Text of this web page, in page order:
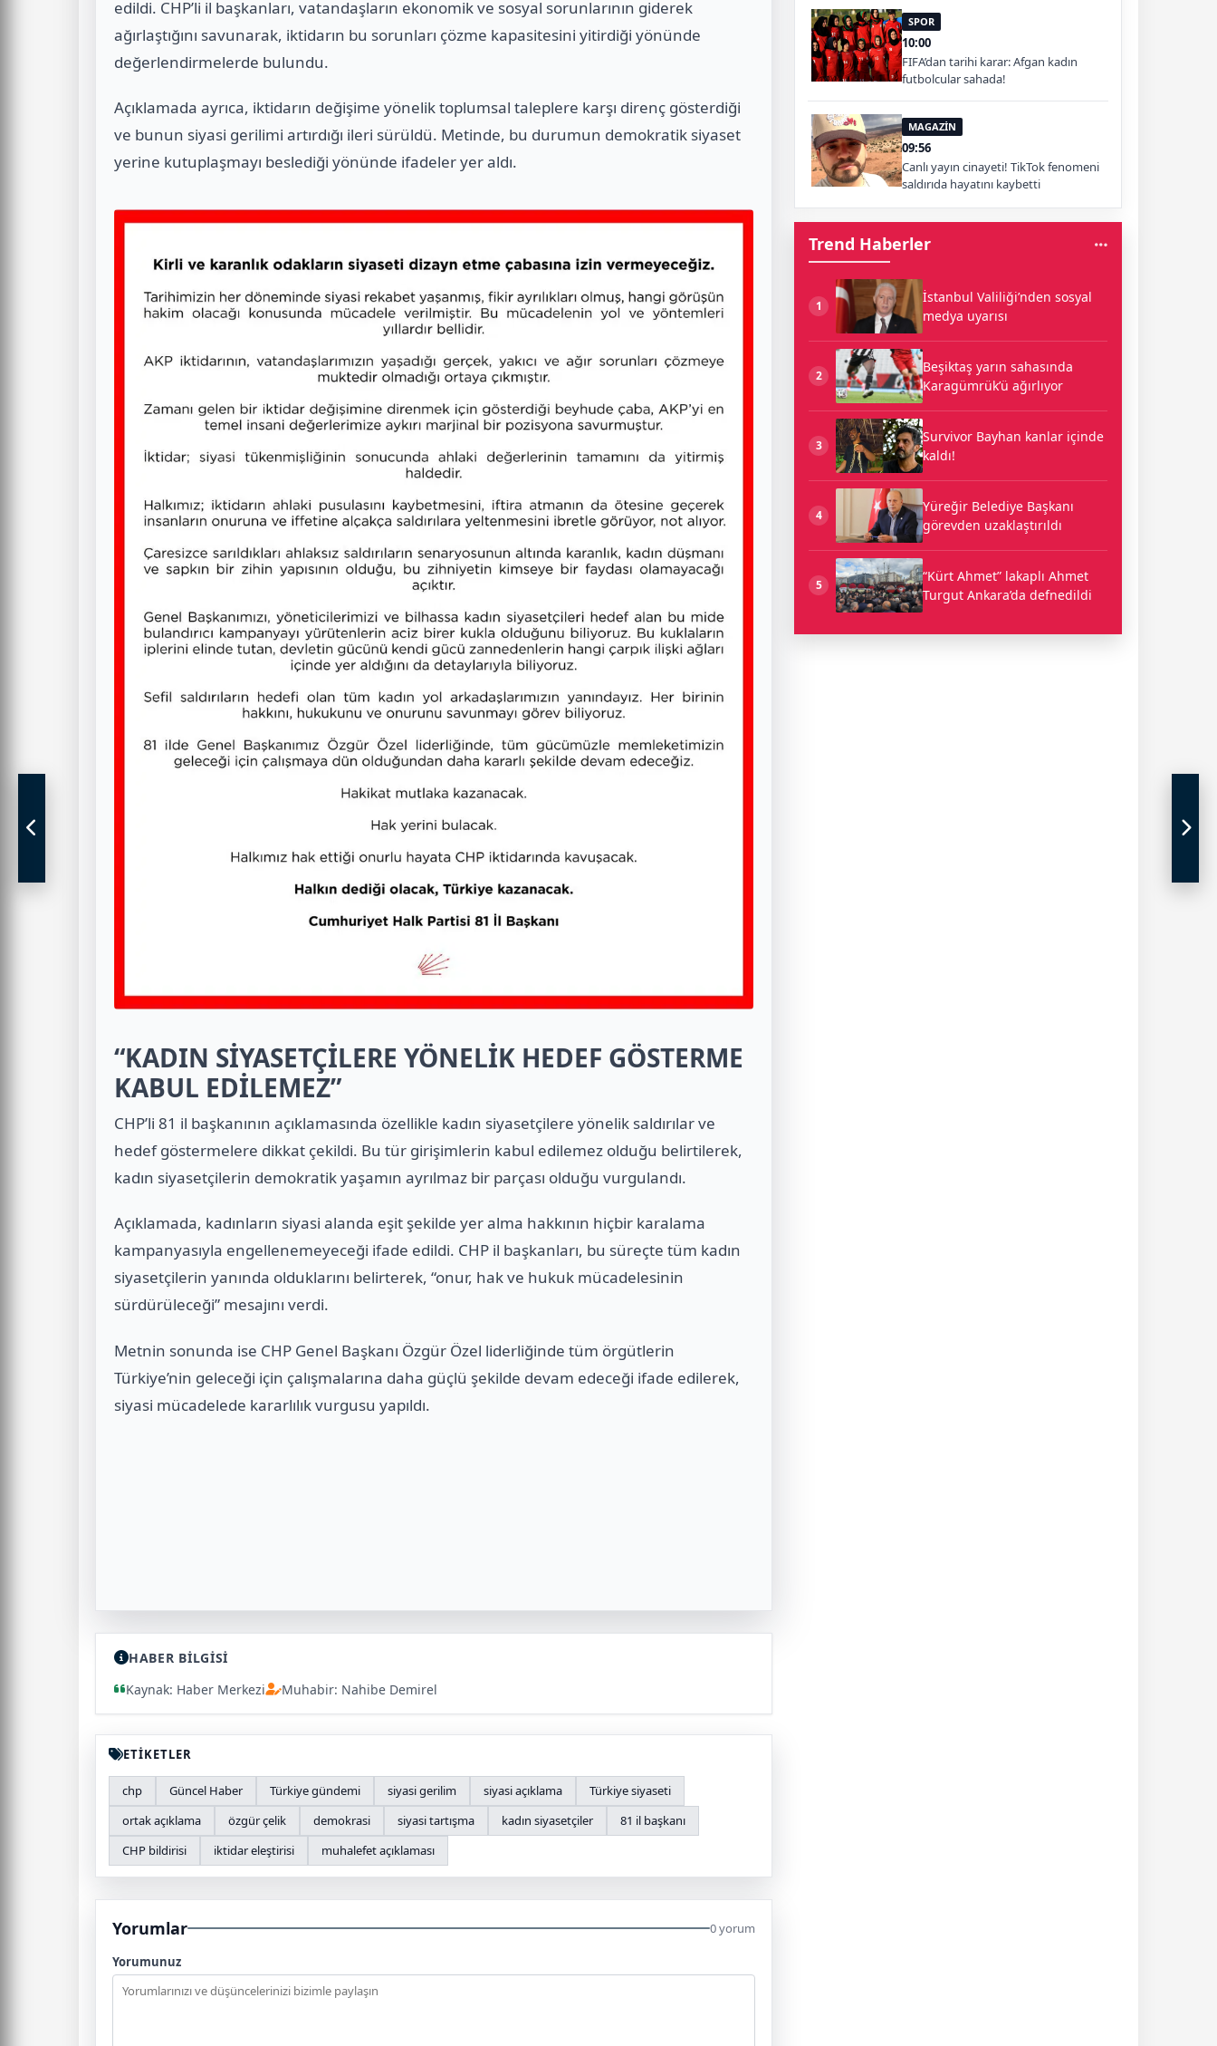
edildi. CHP’li il başkanları, vatandaşların ekonomik ve sosyal sorunlarının giderek
ağırlaştığını savunarak, iktidarın bu sorunları çözme kapasitesini yitirdiği yönünde
değerlendirmelerde bulundu.
Açıklamada ayrıca, iktidarın değişime yönelik toplumsal taleplere karşı direnç gösterdiği
ve bunun siyasi gerilimi artırdığı ileri sürüldü. Metinde, bu durumun demokratik siyaset
yerine kutuplaşmayı beslediği yönünde ifadeler yer aldı.
“KADIN SİYASETÇİLERE YÖNELİK HEDEF GÖSTERME
KABUL EDİLEMEZ”
CHP’li 81 il başkanının açıklamasında özellikle kadın siyasetçilere yönelik saldırılar ve
hedef göstermelere dikkat çekildi. Bu tür girişimlerin kabul edilemez olduğu belirtilerek,
kadın siyasetçilerin demokratik yaşamın ayrılmaz bir parçası olduğu vurgulandı.
Açıklamada, kadınların siyasi alanda eşit şekilde yer alma hakkının hiçbir karalama
kampanyasıyla engellenemeyeceği ifade edildi. CHP il başkanları, bu süreçte tüm kadın
siyasetçilerin yanında olduklarını belirterek, “onur, hak ve hukuk mücadelesinin
sürdürüleceği” mesajını verdi.
Metnin sonunda ise CHP Genel Başkanı Özgür Özel liderliğinde tüm örgütlerin
Türkiye’nin geleceği için çalışmalarına daha güçlü şekilde devam edeceği ifade edilerek,
siyasi mücadelede kararlılık vurgusu yapıldı.
HABER BİLGİSİ
Kaynak: Haber Merkezi
Muhabir: Nahibe Demirel
ETİKETLER
chp Güncel Haber Türkiye gündemi siyasi gerilim siyasi açıklama
Türkiye siyaseti
ortak açıklama
özgür çelik demokrasi siyasi tartışma kadın siyasetçiler
81 il başkanı
CHP bildirisi
iktidar eleştirisi muhalefet açıklaması
Yorumlar 0 yorum
Yorumunuz
SPOR
10:00
FIFA’dan tarihi karar: Afgan kadın
futbolcular sahada!
MAGAZİN
09:56
Canlı yayın cinayeti! TikTok fenomeni
saldırıda hayatını kaybetti
Trend Haberler
1
İstanbul Valiliği’nden sosyal
medya uyarısı
2
Beşiktaş yarın sahasında
Karagümrük’ü ağırlıyor
3
Survivor Bayhan kanlar içinde
kaldı!
4
Yüreğir Belediye Başkanı
görevden uzaklaştırıldı
5
“Kürt Ahmet” lakaplı Ahmet
Turgut Ankara’da defnedildi